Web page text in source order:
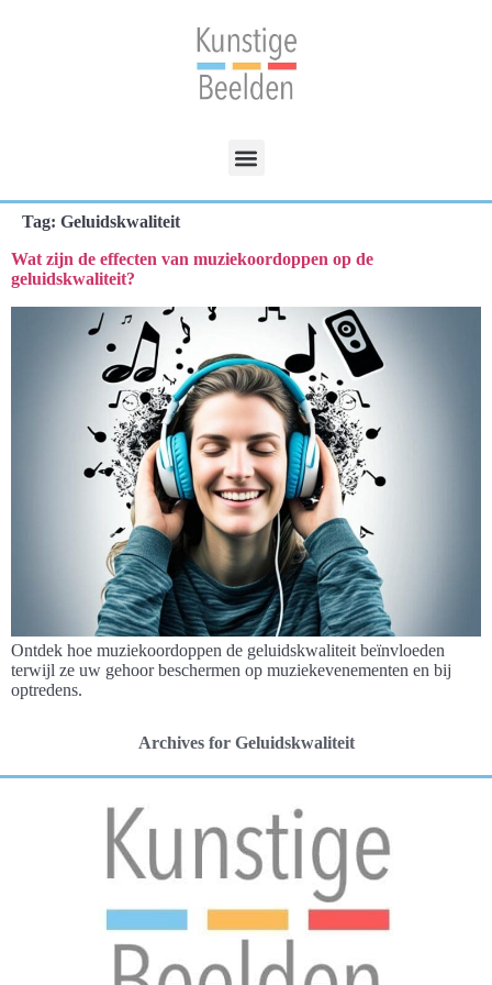
Tag: Geluidskwaliteit
Wat zijn de effecten van muziekoordoppen op de
geluidskwaliteit?
Ontdek hoe muziekoordoppen de geluidskwaliteit beïnvloeden
terwijl ze uw gehoor beschermen op muziekevenementen en bij
optredens.
Archives for Geluidskwaliteit